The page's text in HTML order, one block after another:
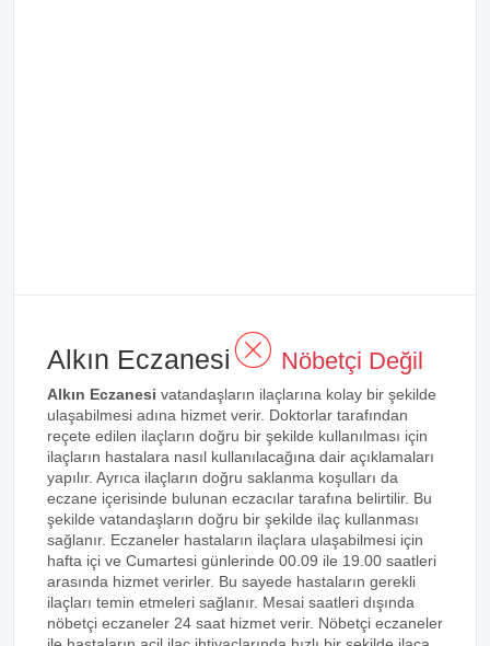
Alkın Eczanesi Nöbetçi Değil
Alkın Eczanesi vatandaşların ilaçlarına kolay bir şekilde
ulaşabilmesi adına hizmet verir. Doktorlar tarafından
reçete edilen ilaçların doğru bir şekilde kullanılması için
ilaçların hastalara nasıl kullanılacağına dair açıklamaları
yapılır. Ayrıca ilaçların doğru saklanma koşulları da
eczane içerisinde bulunan eczacılar tarafına belirtilir. Bu
şekilde vatandaşların doğru bir şekilde ilaç kullanması
sağlanır. Eczaneler hastaların ilaçlara ulaşabilmesi için
hafta içi ve Cumartesi günlerinde 00.09 ile 19.00 saatleri
arasında hizmet verirler. Bu sayede hastaların gerekli
ilaçları temin etmeleri sağlanır. Mesai saatleri dışında
nöbetçi eczaneler 24 saat hizmet verir. Nöbetçi eczaneler